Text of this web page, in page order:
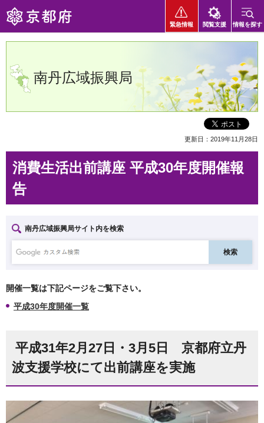
京都府
緊急情報 閲覧支援 情報を探す
南丹広域振興局
更新日：2019年11月28日
消費生活出前講座 平成30年度開催報
告
南丹広域振興局サイト内を検索
開催一覧は下記ページをご覧下さい。
平成30年度開催一覧
平成31年2月27日・3月5日 京都府立丹
波支援学校にて出前講座を実施